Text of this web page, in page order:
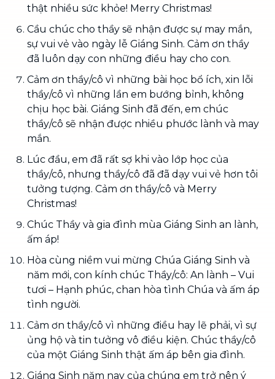
thật nhiều sức khỏe! Merry Christmas!
Cầu chúc cho thầy sẽ nhận được sự may mắn,
sự vui vẻ vào ngày lễ Giáng Sinh. Cảm ơn thầy
đã luôn dạy con những điều hay cho con.
Cảm ơn thầy/cô vì những bài học bổ ích, xin lỗi
thầy/cô vì những lần em bướng bỉnh, không
chịu học bài. Giáng Sinh đã đến, em chúc
thầy/cô sẽ nhận được nhiều phước lành và may
mắn.
Lúc đầu, em đã rất sợ khi vào lớp học của
thầy/cô, nhưng thầy/cô đã đã dạy vui vẻ hơn tôi
tưởng tượng. Cảm ơn thầy/cô và Merry
Christmas!
Chúc Thầy và gia đình mùa Giáng Sinh an lành,
ấm áp!
Hòa cùng niềm vui mừng Chúa Giáng Sinh và
năm mới, con kính chúc Thầy/cô: An lành – Vui
tươi – Hạnh phúc, chan hòa tình Chúa và ấm áp
tình người.
Cảm ơn thầy/cô vì những điều hay lẽ phải, vì sự
ủng hộ và tin tưởng vô điều kiện. Chúc thầy/cô
của một Giáng Sinh thật ấm áp bên gia đình.
Giáng Sinh năm nay của chúng em trở nên ý